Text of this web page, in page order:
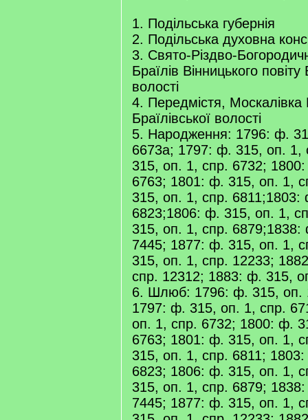
1. Подільська губернія
2. Подільська духовна
3. Свято-Різдво-
Браїлів Вінницького повіту
волості
4. Передмістя, Москалівка
Браїлівської волості
5. Народження: 1796: ф.
6673а; 1797: ф. 315, оп. 1,
315, оп. 1, спр. 6732;
6763; 1801: ф. 315, оп. 1,
315, оп. 1, спр.
6823;1806: ф. 315, оп. 1,
315, оп. 1, спр.
7445; 1877: ф. 315, оп. 1,
315, оп. 1, спр. 12233;
спр. 12312; 1883: ф. 315,
6. Шлюб: 1796: ф. 315, оп.
1797: ф. 315, оп. 1, спр.
оп. 1, спр. 6732; 1800: ф.
6763; 1801: ф. 315, оп. 1,
315, оп. 1, спр. 6811;
6823; 1806: ф. 315, оп. 1,
315, оп. 1, спр. 6879;
7445; 1877: ф. 315, оп. 1,